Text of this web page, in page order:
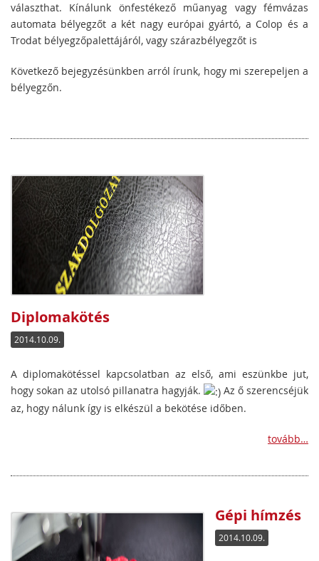
választhat. Kínálunk önfestékező műanyag vagy fémvázas
automata bélyegzőt a két nagy európai gyártó, a Colop és a
Trodat bélyegzőpalettájáról, vagy szárazbélyegzőt is
Következő bejegyzésünkben arról írunk, hogy mi szerepeljen a
bélyegzőn.
Diplomakötés
2014.10.09.
A diplomakötéssel kapcsolatban az első, ami eszünkbe jut,
hogy sokan az utolsó pillanatra hagyják.
Az ő szerencséjük
az, hogy nálunk így is elkészül a bekötése időben.
tovább…
Gépi hímzés
2014.10.09.